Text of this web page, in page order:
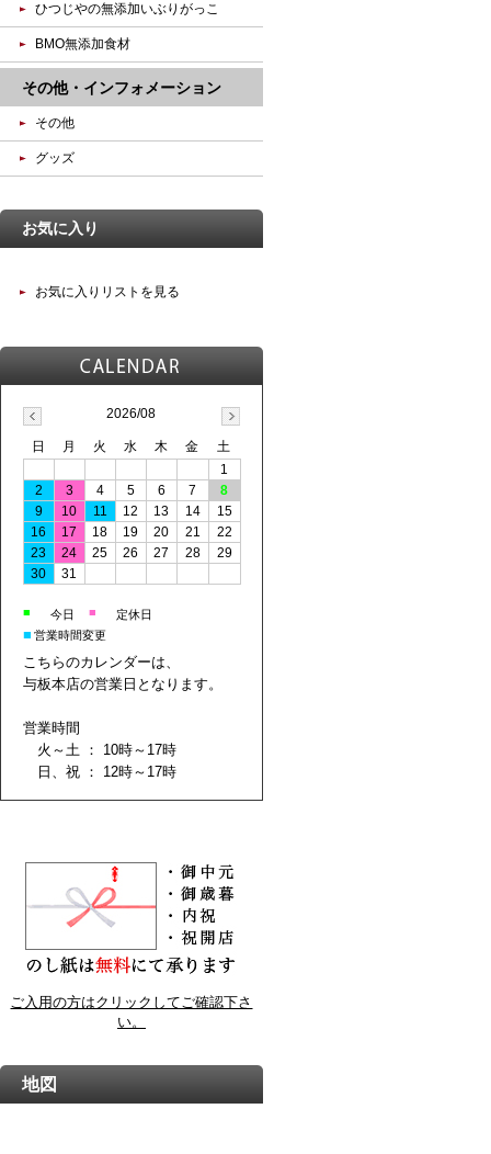
ひつじやの無添加いぶりがっこ
BMO無添加食材
その他・インフォメーション
その他
グッズ
お気に入り
お気に入りリストを見る
2026/08
日 月 火 水 木 金
土
1
2
3 4 5 6 7
8
9
10 11 12 13 14
15
16
17 18 19 20 21
22
23
24 25 26 27 28
29
30
31
■ 今日 ■ 定休日
■ 営業時間変更
こちらのカレンダーは、
与板本店の営業日となります。
営業時間
火～土 ： 10時～17時
日、祝 ： 12時～17時
ご入用の方はクリックしてご確認下さ
い。
地図